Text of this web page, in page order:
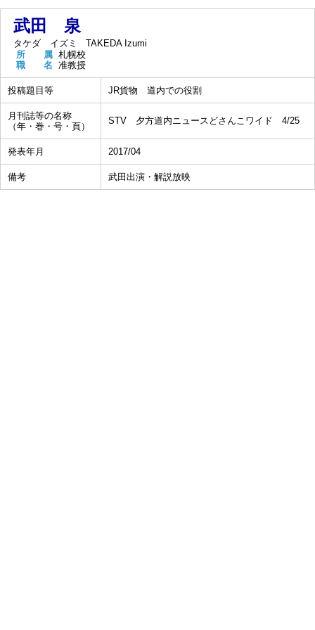
武田 泉
タケダ イズミ
TAKEDA Izumi
所 属 札幌校
職 名 准教授
投稿題目等 JR貨物 道内での役割
月刊誌等の名称
（年・巻・号・頁）
STV 夕方道内ニュースどさんこワイド 4/25
発表年月 2017/04
備考 武田出演・解説放映